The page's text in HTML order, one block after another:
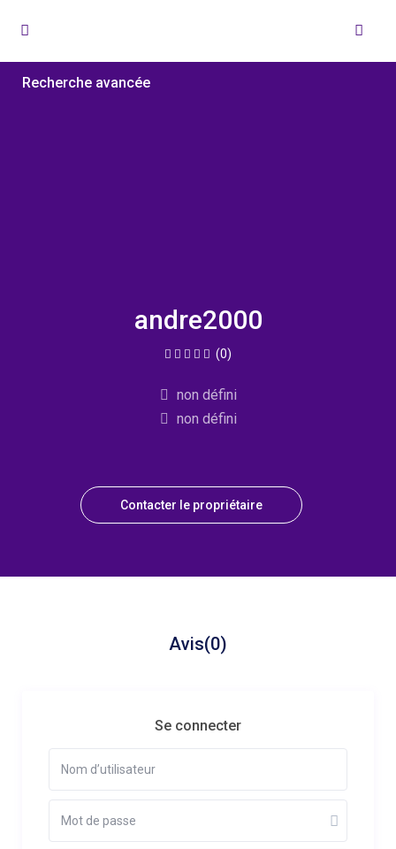
Recherche avancée
andre2000
(0)
non défini
non défini
Contacter le propriétaire
Avis(0)
Se connecter